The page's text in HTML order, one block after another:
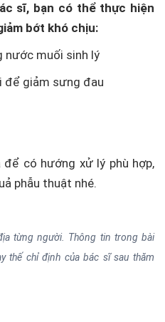
sĩ, bạn có thể thực hiện
bớt khó chịu:
nước muối sinh lý
để giảm sưng đau
có hướng xử lý phù hợp,
phẫu thuật nhé.
từng người. Thông tin trong bài
thế chỉ định của bác sĩ sau thăm